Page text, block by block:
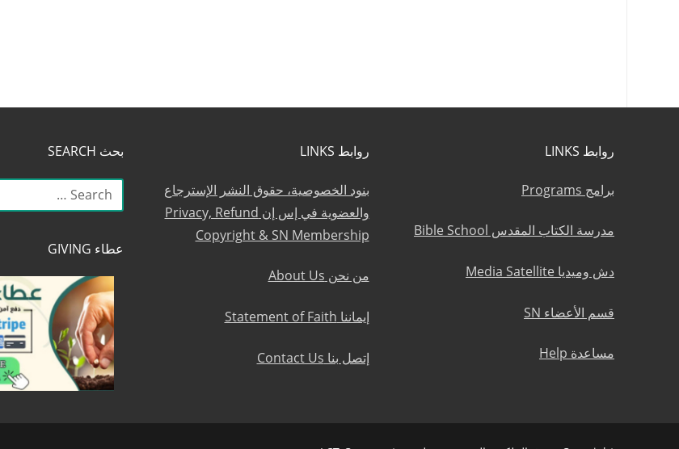
روابط LINKS
برامج Programs
مدرسة الكتاب المقدس Bible School
دش وميديا Media Satellite
قسم الأعضاء SN
مساعدة Help
روابط LINKS
بنود الخصوصية، حقوق النشر الإسترجاع
والعضوية في إس إن Privacy, Refund
Copyright & SN Membership
من نحن About Us
إيماننا Statement of Faith
إتصل بنا Contact Us
بحث SEARCH
البحث
عن:
عطاء GIVING